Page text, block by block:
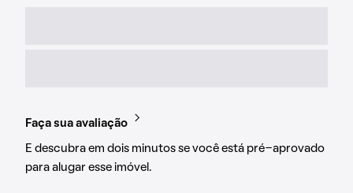
Faça sua avaliação
E descubra em dois minutos se você está pré-aprovado
para alugar esse imóvel.